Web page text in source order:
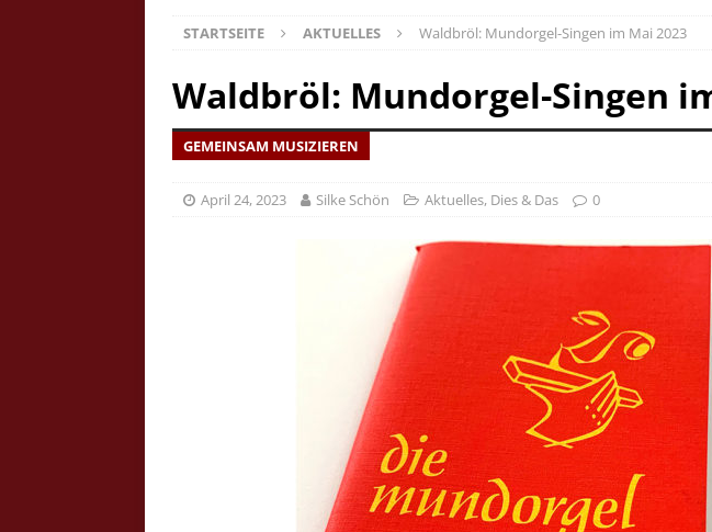
STARTSEITE AKTUELLES Waldbröl: Mundorgel-Singen im Mai 2023
Waldbröl: Mundorgel-Singen
GEMEINSAM MUSIZIEREN
April 24, 2023 Silke Schön Aktuelles, Dies & Das 0
Rheinkirmes
Auch im Jahr
Wert, die
Crazy Outback (Kollmann) - Laufgeschäft -
Schau Dir hier Bilder vom Laufgeschäft "Crazy